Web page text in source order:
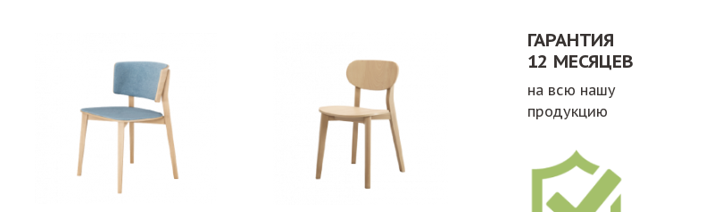
ГАРАНТИЯ
12 МЕСЯЦЕВ
на всю нашу
продукцию